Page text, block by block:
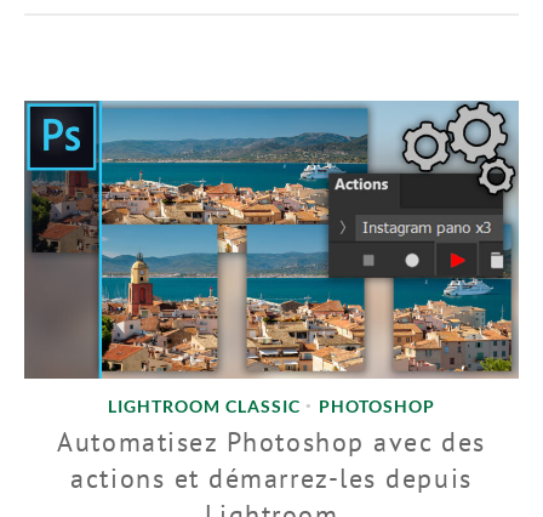
LIGHTROOM CLASSIC • PHOTOSHOP
Automatisez Photoshop avec des
actions et démarrez-les depuis